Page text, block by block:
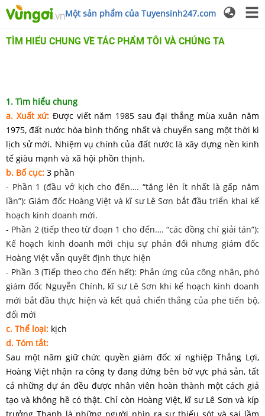
Một sản phẩm của Tuyensinh247.com
TÌM HIỂU CHUNG VỀ TÁC PHẨM TÔI VÀ CHÚNG TA
1. Tìm hiểu chung
a. Xuất xứ: Được viết năm 1985 sau đại thắng mùa xuân năm
1975, đất nước hòa bình thống nhất và chuyển sang một thời kì
lịch sử mới. Nhiệm vụ chính của đất nước là xây dựng nền kinh
tế giàu mạnh và xã hội phồn thịnh.
b. Bố cục: 3 phần
- Phần 1 (đầu vở kịch cho đến…. “tăng lên ít nhất là gấp năm
lần”): Giám đốc Hoàng Việt và kĩ sư Lê Sơn bắt đầu triển khai kế
hoạch kinh doanh mới.
- Phần 2 (tiếp theo từ đoạn 1 cho đến…. “các đồng chí giải tán”):
Kế hoạch kinh doanh mới chịu sự phản đối nhưng giám đốc
Hoàng Việt vẫn quyết định thực hiện
- Phần 3 (Tiếp theo cho đến hết): Phản ứng của công nhân, phó
giám đốc Nguyễn Chính, kĩ sư Lê Sơn khi kế hoạch kinh doanh
mới bắt đầu thực hiện và kết quả chiến thắng của phe tiến bộ,
đổi mới
c. Thể loại: kịch
d. Tóm tắt:
Sau một năm giữ chức quyền giám đốc xí nghiệp Thắng Lợi,
Hoàng Việt nhận ra công ty đang đứng bên bờ vực phá sản, tất
cả những dự án đều được nhân viên hoàn thành một cách giả
tạo và không hề có thật. Chỉ còn Hoàng Việt, kĩ sư Lê Sơn và kíp